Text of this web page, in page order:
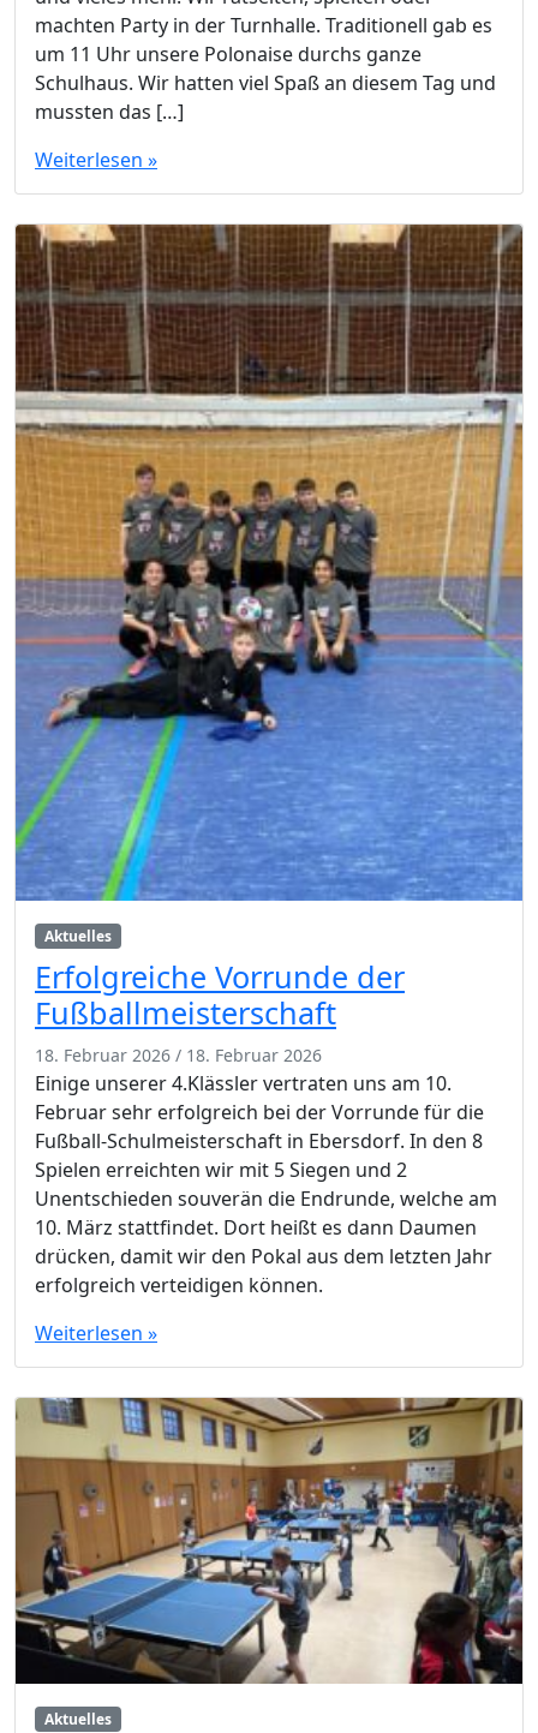
machten Party in der Turnhalle. Traditionell gab es
um 11 Uhr unsere Polonaise durchs ganze
Schulhaus. Wir hatten viel Spaß an diesem Tag und
mussten das […]
Weiterlesen »
Aktuelles
Erfolgreiche Vorrunde der
Fußballmeisterschaft
18. Februar 2026 / 18. Februar 2026
Einige unserer 4.Klässler vertraten uns am 10.
Februar sehr erfolgreich bei der Vorrunde für die
Fußball-Schulmeisterschaft in Ebersdorf. In den 8
Spielen erreichten wir mit 5 Siegen und 2
Unentschieden souverän die Endrunde, welche am
10. März stattfindet. Dort heißt es dann Daumen
drücken, damit wir den Pokal aus dem letzten Jahr
erfolgreich verteidigen können.
Weiterlesen »
Aktuelles